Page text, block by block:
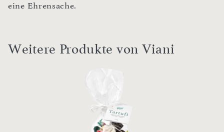
eine Ehrensache.
Weitere Produkte von Viani